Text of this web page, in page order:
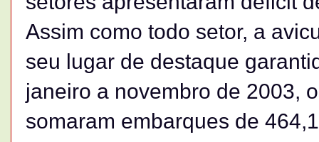
Assim como todo setor, a
seu lugar de destaque
janeiro a novembro de 2003,
somaram embarques de